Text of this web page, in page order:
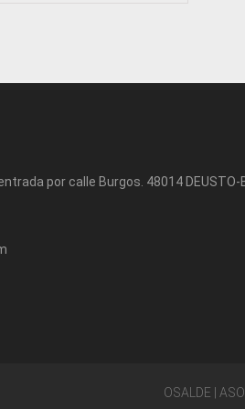
por calle Burgos. 48014 DEUSTO-
OSALDE |